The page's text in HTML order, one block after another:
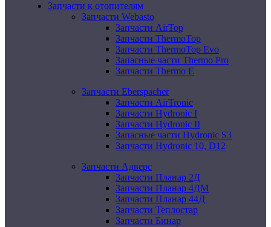
Запчасти к отопителям
Запчасти Webasto
Запчасти AirTop
Запчасти ThermoTop
Запчасти ThermoTop Evo
Запасные части Thermo Pro
Запчасти Thermo E
Запчасти Eberspacher
Запчасти AirTronic
Запчасти Hydronic I
Запчасти Hydronic II
Запасные части Hydronic S3
Запчасти Hydronic 10, D12
Запчасти Адверс
Запчасти Планар 2Д
Запчасти Планар 4ДМ
Запчасти Планар 44Д
Запчасти Теплостар
Запчасти Бинар